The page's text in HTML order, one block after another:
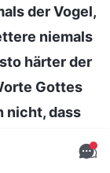
der Vogel,
niemals
härter der
Gottes
nicht, dass